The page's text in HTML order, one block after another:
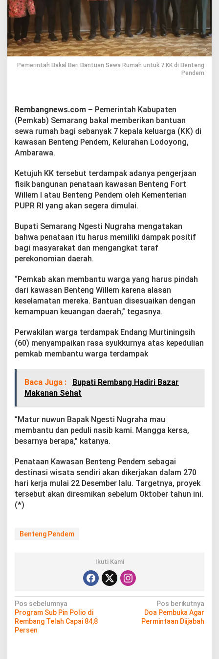
B
a
n
t
u
a
a
R
m
a
n
u
k
7
K
i
B
t
e
n
g
P
n
e
m
Pemerintah Bakal Beri Bantuan Sewa Rumah untuk 7 KK di Benteng
Pendem
Rembangnews.com – Pemerintah Kabupaten
(Pemkab) Semarang bakal memberikan bantuan
sewa rumah bagi sebanyak 7 kepala keluarga (KK) di
kawasan Benteng Pendem, Kelurahan Lodoyong,
Ambarawa.
Ketujuh KK tersebut terdampak adanya pengerjaan
fisik bangunan penataan kawasan Benteng Fort
Willem I atau Benteng Pendem oleh Kementerian
PUPR RI yang akan segera dimulai.
Bupati Semarang Ngesti Nugraha mengatakan
bahwa penataan itu harus memiliki dampak positif
bagi masyarakat dan mengangkat taraf
perekonomian daerah.
“Pemkab akan membantu warga yang harus pindah
dari kawasan Benteng Willem karena alasan
keselamatan mereka. Bantuan disesuaikan dengan
kemampuan keuangan daerah,” tegasnya.
Perwakilan warga terdampak Endang Murtiningsih
(60) menyampaikan rasa syukkurnya atas kepedulian
pemkab membantu warga terdampak
Baca Juga :
Bupati Rembang Hadiri Bazar
Makanan Sehat
“Matur nuwun Bapak Ngesti Nugraha mau
membantu dan peduli nasib kami. Mangga kersa,
besarnya berapa,” katanya.
Penataan Kawasan Benteng Pendem sebagai
destinasi wisata sendiri akan dikerjakan dalam 270
hari kerja mulai 22 Desember lalu. Targetnya, proyek
tersebut akan diresmikan sebelum Oktober tahun ini.
(*)
Benteng Pendem
Ikuti Kami
N
a
v
Pos sebelumnya
Program Sub Pin Polio di
Rembang Telah Capai 84,8
Persen
Pos berikutnya
Doa Pembuka Agar
Permintaan Diijabah